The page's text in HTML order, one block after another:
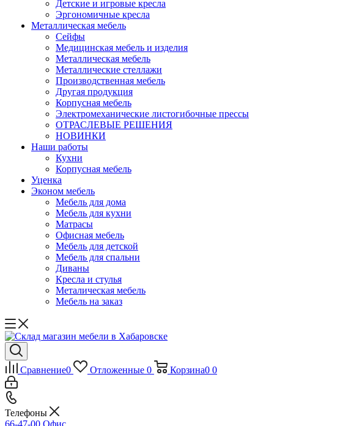
Детские и игровые кресла
Эргономичные кресла
Металлическая мебель
Сейфы
Медицинская мебель и изделия
Металлическая мебель
Металлические стеллажи
Производственная мебель
Другая продукция
Корпусная мебель
Электромеханические листогибочные прессы
ОТРАСЛЕВЫЕ РЕШЕНИЯ
НОВИНКИ
Наши работы
Кухни
Корпусная мебель
Уценка
Эконом мебель
Мебель для дома
Мебель для кухни
Матрасы
Офисная мебель
Мебель для детской
Мебель для спальни
Диваны
Кресла и стулья
Металическая мебель
Мебель на заказ
Сравнение0 Отложенные 0 Корзина0 0
Телефоны
66-47-00 Офис